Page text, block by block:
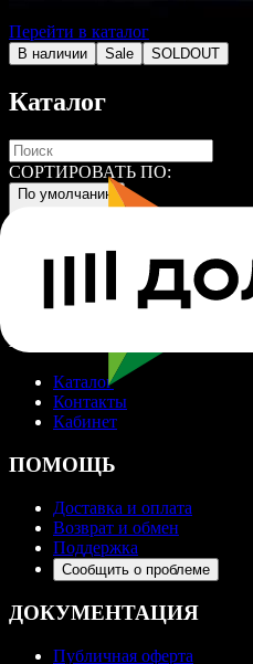
Перейти в каталог
В наличии Sale SOLDOUT
Каталог
СОРТИРОВАТЬ ПО:
По умолчанию
НАВИГАЦИЯ
Каталог
Контакты
Кабинет
ПОМОЩЬ
Доставка и оплата
Возврат и обмен
Поддержка
Сообщить о проблеме
ДОКУМЕНТАЦИЯ
Публичная оферта